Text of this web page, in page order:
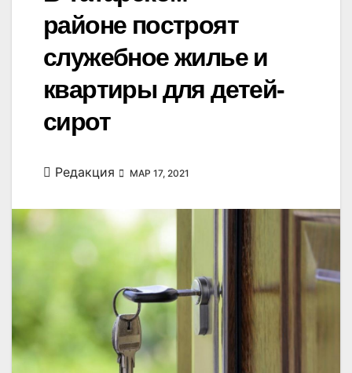
районе построят
служебное жилье и
квартиры для детей-
сирот
Редакция МАР 17, 2021